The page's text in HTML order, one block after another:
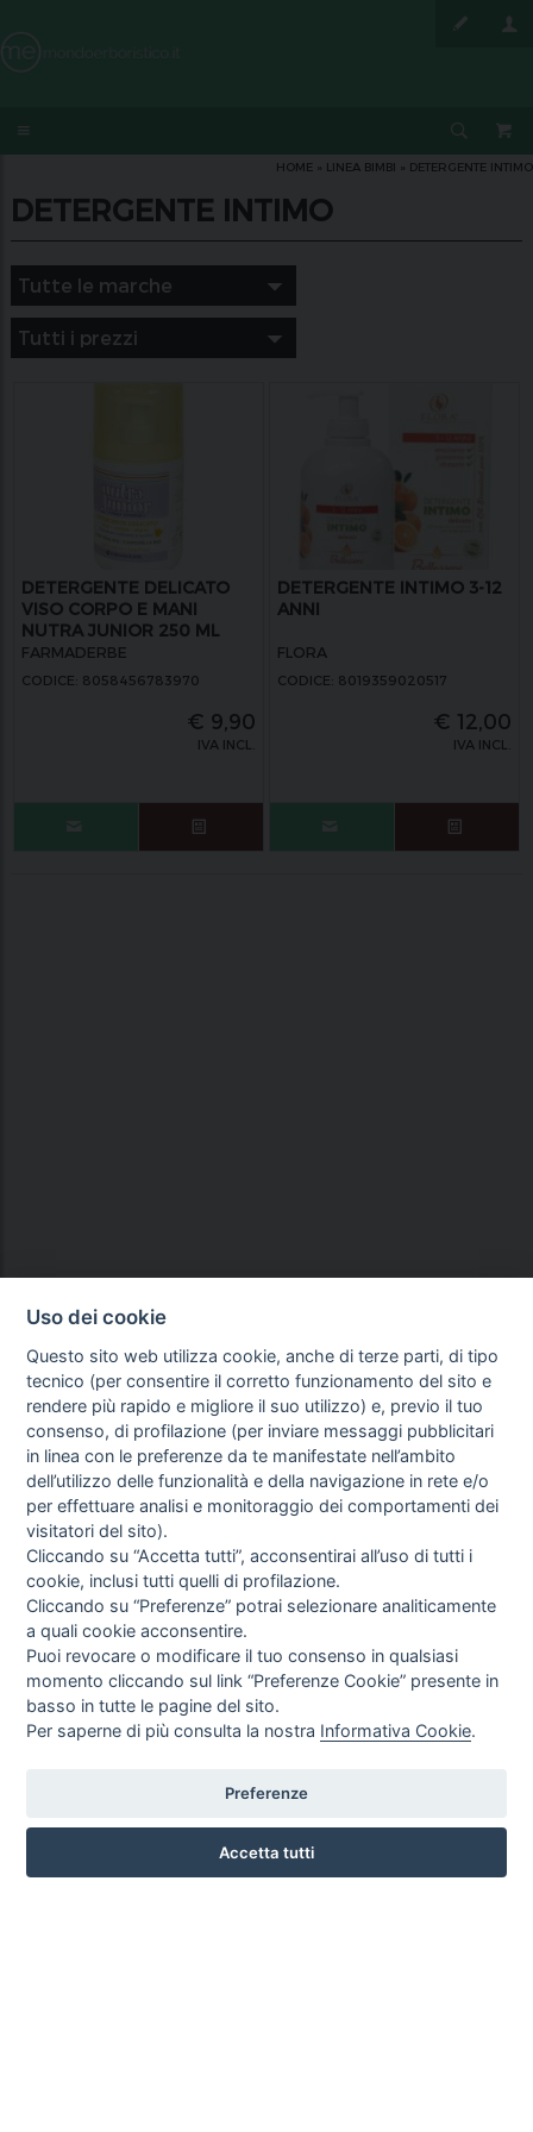
HOME » LINEA BIMBI » DETERGENTE INTIMO
DETERGENTE INTIMO
DETERGENTE DELICATO
VISO CORPO E MANI
NUTRA JUNIOR 250 ML
FARMADERBE
CODICE: 8058456783970
€ 9,90
IVA INCL.
DETERGENTE INTIMO 3-12
ANNI
FLORA
CODICE: 8019359020517
€ 12,00
IVA INCL.
CORSO ITALIA 97 - 87032 CAMPORA SAN GIOVANNI (CS)
3476518234
Uso dei cookie
Questo sito web utilizza cookie, anche di terze parti, di tipo
tecnico (per consentire il corretto funzionamento del sito e
rendere più rapido e migliore il suo utilizzo) e, previo il tuo
consenso, di profilazione (per inviare messaggi pubblicitari
in linea con le preferenze da te manifestate nell’ambito
dell’utilizzo delle funzionalità e della navigazione in rete e/o
per effettuare analisi e monitoraggio dei comportamenti dei
visitatori del sito).
Cliccando su “Accetta tutti”, acconsentirai all’uso di tutti i
cookie, inclusi tutti quelli di profilazione.
Cliccando su “Preferenze” potrai selezionare analiticamente
a quali cookie acconsentire.
Puoi revocare o modificare il tuo consenso in qualsiasi
momento cliccando sul link “Preferenze Cookie” presente in
basso in tutte le pagine del sito.
Per saperne di più consulta la nostra Informativa Cookie.
Preferenze
Accetta tutti